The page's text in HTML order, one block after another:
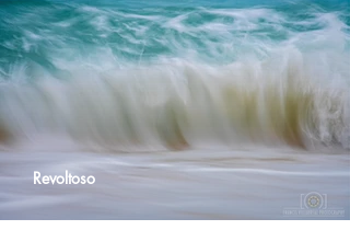
Revoltoso